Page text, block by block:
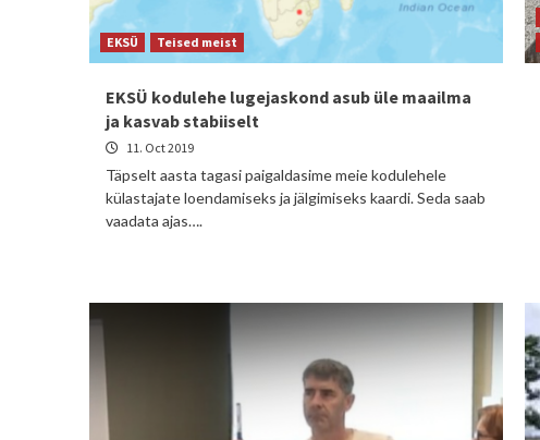
EKSÜ Teised meist
EKSÜ kodulehe lugejaskond asub üle maailma
ja kasvab stabiiselt
11. Oct 2019
Täpselt aasta tagasi paigaldasime meie kodulehele
külastajate loendamiseks ja jälgimiseks kaardi. Seda saab
vaadata ajas….